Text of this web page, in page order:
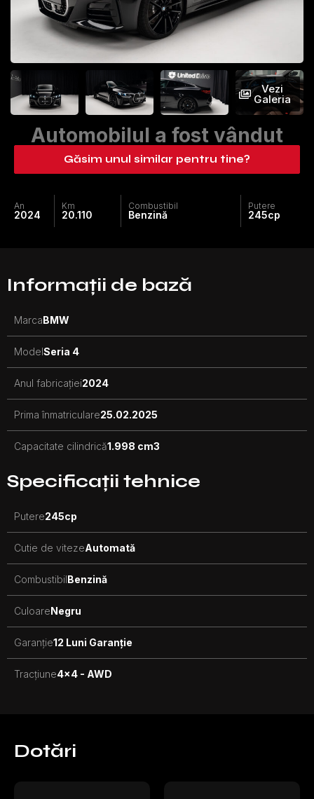
Vezi
Galeria
Automobilul a fost vândut
Găsim unul similar pentru tine?
An
2024
Km
20.110
Combustibil
Benzină
Putere
245cp
Informații de bază
MarcaBMW
ModelSeria 4
Anul fabricației2024
Prima înmatriculare25.02.2025
Capacitate cilindrică1.998 cm3
Specificații tehnice
Putere245cp
Cutie de vitezeAutomată
CombustibilBenzină
CuloareNegru
Garanție12 Luni Garanție
Tracțiune4x4 - AWD
Dotări